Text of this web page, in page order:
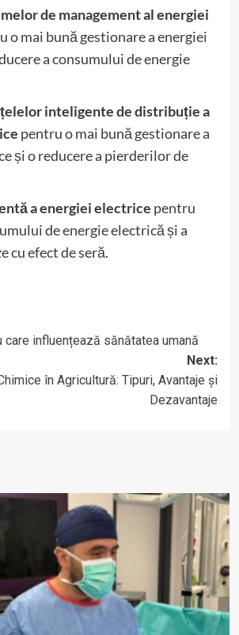
de management al energiei
o mai bună gestionare a energiei
a consumului de energie
inteligente de distribuție a
pentru o mai bună gestionare a
și o reducere a pierderilor de
a energiei electrice pentru
de energie electrică și a
cu efect de seră.
care influențează sănătatea umană
Next:
în Agricultură: Tipuri, Avantaje și
Dezavantaje